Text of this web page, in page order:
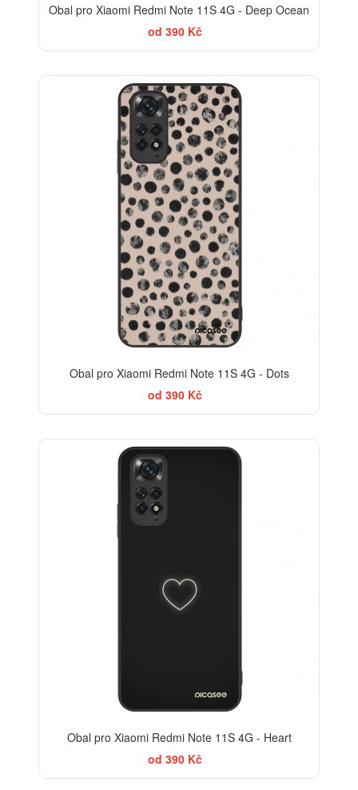
Obal pro Xiaomi Redmi Note 11S 4G - Deep Ocean
od 390 Kč
Obal pro Xiaomi Redmi Note 11S 4G - Dots
od 390 Kč
Obal pro Xiaomi Redmi Note 11S 4G - Heart
od 390 Kč